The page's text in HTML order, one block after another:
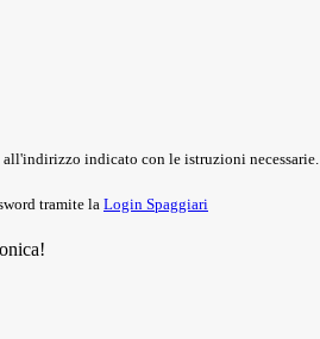
all'indirizzo indicato con le istruzioni necessarie.
tramite la Login Spaggiari